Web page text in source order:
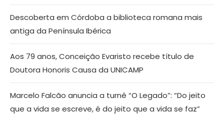
Descoberta em Córdoba a biblioteca romana mais
antiga da Península Ibérica
Aos 79 anos, Conceição Evaristo recebe título de
Doutora Honoris Causa da UNICAMP
Marcelo Falcão anuncia a turnê “O Legado”: “Do jeito
que a vida se escreve, é do jeito que a vida se faz”